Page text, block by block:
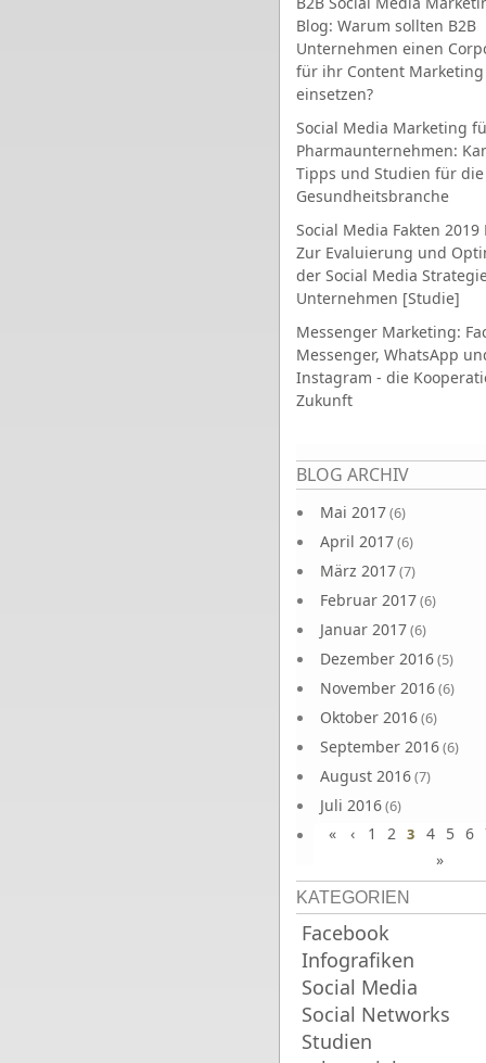
Blog: Warum sollten B2B
Unternehmen einen
für ihr Content Marketing
einsetzen?
Social Media Marketing
Pharmaunternehmen:
Tipps und Studien für die
Gesundheitsbranche
Social Media Fakten 2019
Zur Evaluierung und
der Social Media
Unternehmen [Studie]
Messenger Marketing:
Messenger, WhatsApp
Instagram - die
Zukunft
BLOG ARCHIV
Mai 2017(6)
April 2017(6)
März 2017(7)
Februar 2017(6)
Januar 2017(6)
Dezember 2016(5)
November 2016(6)
Oktober 2016(6)
September 2016(6)
August 2016(7)
Juli 2016(6)
Juni 2016(7)
Seiten
« ‹ 1 2 3 4 5 6
»
KATEGORIEN
Facebook
Infografiken
Social Media
Social Networks
Studien